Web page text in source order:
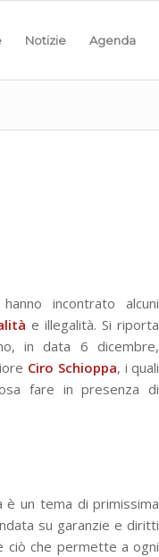
Notizie Agenda
incontrato alcuni
e illegalità. Si riporta
in data 6 dicembre,
Ciro Schioppa, i quali
fare in presenza di
è un tema di primissima
su garanzie e diritti
ciò che permette a ogni